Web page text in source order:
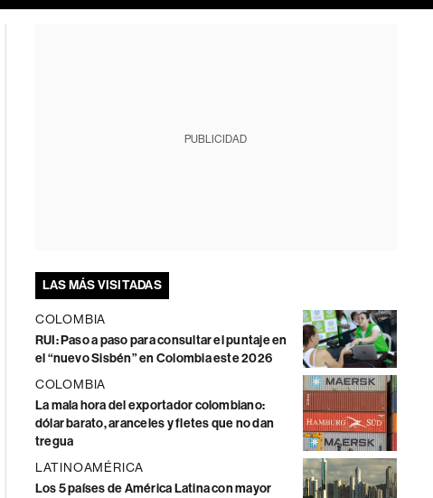
PUBLICIDAD
LAS MÁS VISITADAS
COLOMBIA
RUI: Paso a paso para consultar el puntaje en
el “nuevo Sisbén” en Colombia este 2026
COLOMBIA
La mala hora del exportador colombiano:
dólar barato, aranceles y fletes que no dan
tregua
LATINOAMÉRICA
Los 5 países de América Latina con mayor